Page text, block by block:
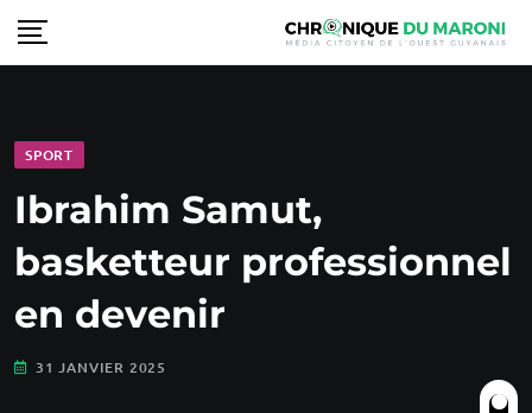
SPORT
Ibrahim Samut,
basketteur professionnel
en devenir
31 JANVIER 2025